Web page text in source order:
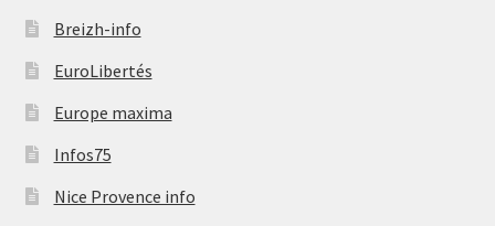
Breizh-info
EuroLibertés
Europe maxima
Infos75
Nice Provence info